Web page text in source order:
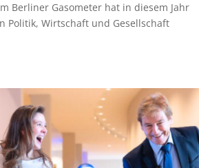
Berliner Gasometer hat in diesem Jahr
Politik, Wirtschaft und Gesellschaft